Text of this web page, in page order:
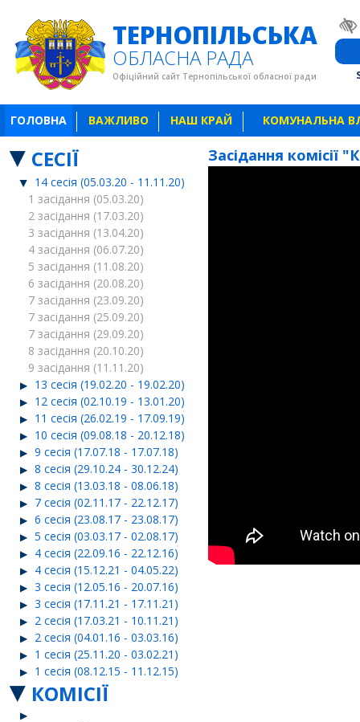
ТЕРНОПІЛЬСЬКА
ОБЛАСНА РАДА
Офіційний сайт Тернопільської обласної ради
ГОЛОВНА ВАЖЛИВО НАШ КРАЙ КОМУНАЛЬНА
СЕСІЇ
14 сесія (05.03.20 - 11.11.20)
1 засідання (05.03.20)
2 засідання (17.03.20)
3 засідання (13.04.20)
4 засідання (06.07.20)
5 засідання (11.08.20)
6 засідання (20.08.20)
7 засідання (23.09.20)
7 засідання (25.09.20)
7 засідання (29.09.20)
8 засідання (20.10.20)
9 засідання (11.11.20)
13 сесія (19.02.20 - 19.02.20)
12 сесія (02.10.19 - 13.01.20)
11 сесія (26.02.19 - 17.09.19)
10 сесія (09.08.18 - 20.12.18)
9 сесія (17.07.18 - 17.07.18)
8 сесія (29.10.24 - 30.12.24)
8 сесія (13.03.18 - 08.06.18)
7 сесія (02.11.17 - 22.12.17)
6 сесія (23.08.17 - 23.08.17)
5 сесія (03.03.17 - 02.08.17)
4 сесія (22.09.16 - 22.12.16)
4 сесія (15.12.21 - 04.05.22)
3 сесія (12.05.16 - 20.07.16)
3 сесія (17.11.21 - 17.11.21)
2 сесія (17.03.21 - 10.11.21)
2 сесія (04.01.16 - 03.03.16)
1 сесія (25.11.20 - 03.02.21)
1 сесія (08.12.15 - 11.12.15)
КОМІСІЇ
Засідання комісії